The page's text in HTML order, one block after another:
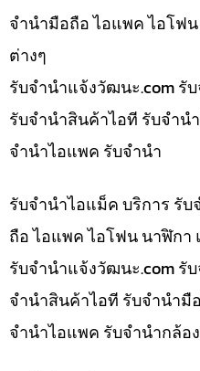
จำนำมือถือ ไอแพค ไอโฟ
ต่างๆ
รับจํานําแจ้งวัฒนะ.com รั
รับจำนำสินค้าไอที รับจำน
จำนำไอแพค รับจำนำ
รับจำนำไอแม็ค บริการ รั
ถือ ไอแพค ไอโฟน นาฬิกา
รับจํานําแจ้งวัฒนะ.com รั
จำนำสินค้าไอที รับจำนำมื
จำนำไอแพค รับจำนำกล้อ